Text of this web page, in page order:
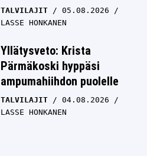
TALVILAJIT
05.08.2026
LASSE HONKANEN
Yllätysveto: Krista
Pärmäkoski hyppäsi
ampumahiihdon puolelle
TALVILAJIT
04.08.2026
LASSE HONKANEN